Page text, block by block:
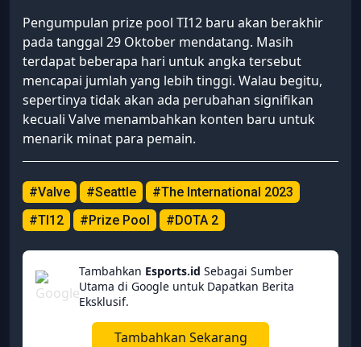
Pengumpulan prize pool TI12 baru akan berakhir
pada tanggal 29 Oktober mendatang. Masih
terdapat beberapa hari untuk angka tersebut
mencapai jumlah yang lebih tinggi. Walau begitu,
sepertinya tidak akan ada perubahan signifikan
kecuali Valve menambahkan konten baru untuk
menarik minat para pemain.
#Valve #Seattle
#The International 2023
#TI12
#Prize Pool #DOTA 2
Tambahkan Esports.id Sebagai Sumber
Utama di Google untuk Dapatkan Berita
Eksklusif.
Tambahkan Sekarang